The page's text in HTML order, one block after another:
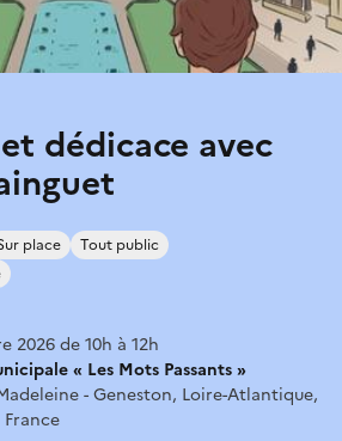
dédicace avec
place
Tout public
2026 de 10h à 12h
« Les Mots Passants »
- Geneston, Loire-Atlantique,
France